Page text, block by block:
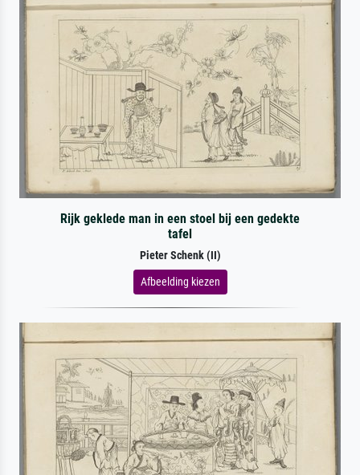
Rijk geklede man in een stoel bij een gedekte
tafel
Pieter Schenk (II)
Afbeelding kiezen